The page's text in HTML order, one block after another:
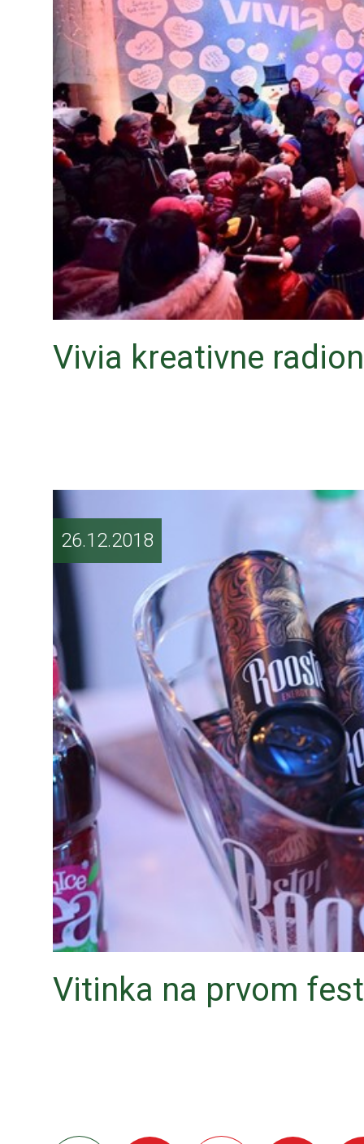
Vivia kreativne
26.12.2018
Vitinka na prvom